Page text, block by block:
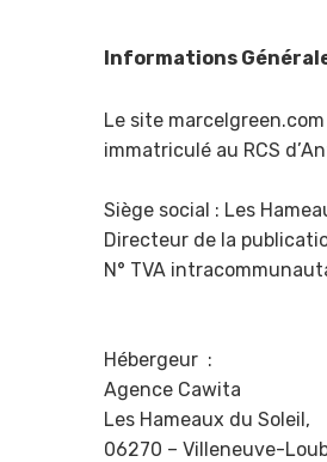
Informations
Le site
immatriculé au RCS
Siège social : Les
Directeur de la
N° TVA
Hébergeur :
Agence Cawita
Les Hameaux du Soleil,
06270 – Villeneuve-